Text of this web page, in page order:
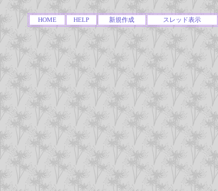
HOME HELP 新規作成 スレッド表示